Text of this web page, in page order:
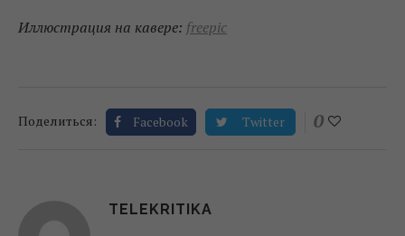
Иллюстрация на кавере: freepic
Поделиться: Facebook Twitter 0
TELEKRITIKA